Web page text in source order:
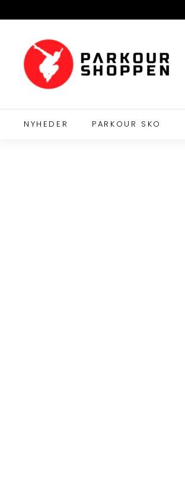
to
A
R
K
U
R
NYHEDER PARKOUR SKO